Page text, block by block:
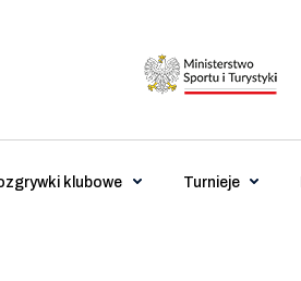
klubowe Turnieje